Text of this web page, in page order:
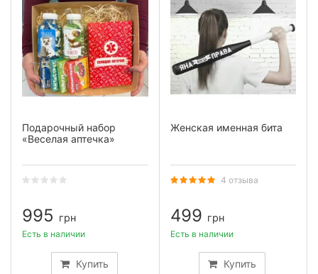
Подарочный набор
«Веселая аптечка»
995 грн
Купить
Есть в наличии
Женская именная бита
4 отзыва
499 грн
Купить
Есть в наличии